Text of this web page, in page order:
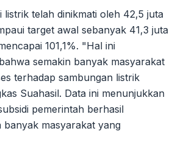
listrik telah dinikmati oleh 42,5 juta
target awal sebanyak 41,3 juta
101,1%. "Hal ini
semakin banyak masyarakat
terhadap sambungan listrik
Suahasil. Data ini menunjukkan
pemerintah berhasil
banyak masyarakat yang